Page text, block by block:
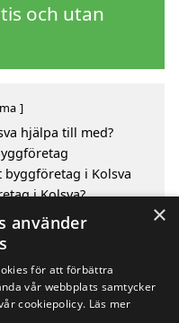
och utan
hjälpa till med?
i Kolsva
i Kolsva?
i Kolsva
i de omliggande
×
använder
för att förbättra
vår webbplats samtycker
cookiepolicy. Läs mer